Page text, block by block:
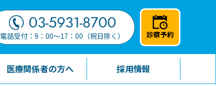
03-5931-8700
電話受付：9：00～17：00（祝日除く） 診察予約
医療関係者の方へ 採用情報